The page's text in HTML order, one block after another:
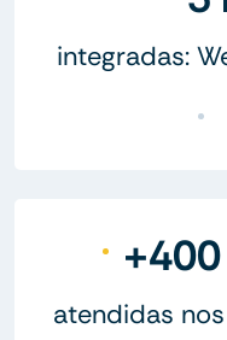
integradas:
atendidas